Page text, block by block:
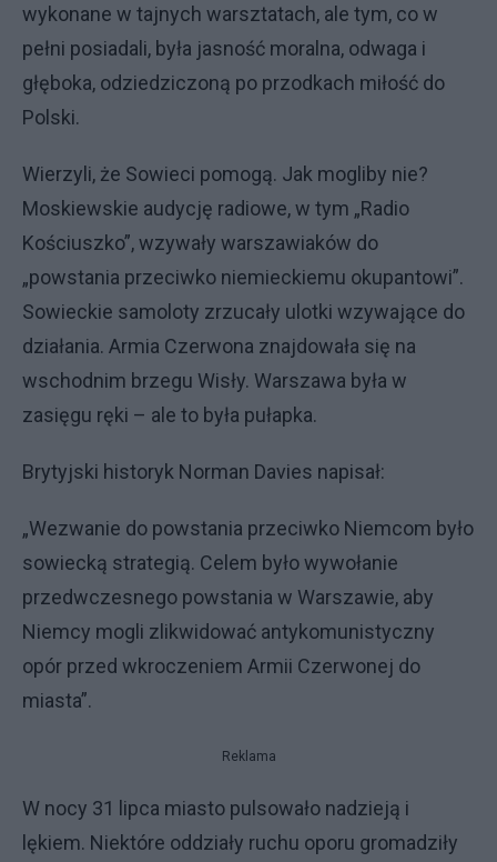
wykonane w tajnych warsztatach, ale tym, co w
pełni posiadali, była jasność moralna, odwaga i
głęboka, odziedziczoną po przodkach miłość do
Polski.
Wierzyli, że Sowieci pomogą. Jak mogliby nie?
Moskiewskie audycję radiowe, w tym „Radio
Kościuszko”, wzywały warszawiaków do
„powstania przeciwko niemieckiemu okupantowi”.
Sowieckie samoloty zrzucały ulotki wzywające do
działania. Armia Czerwona znajdowała się na
wschodnim brzegu Wisły. Warszawa była w
zasięgu ręki – ale to była pułapka.
Brytyjski historyk Norman Davies napisał:
„Wezwanie do powstania przeciwko Niemcom było
sowiecką strategią. Celem było wywołanie
przedwczesnego powstania w Warszawie, aby
Niemcy mogli zlikwidować antykomunistyczny
opór przed wkroczeniem Armii Czerwonej do
miasta”.
Reklama
W nocy 31 lipca miasto pulsowało nadzieją i
lękiem. Niektóre oddziały ruchu oporu gromadziły